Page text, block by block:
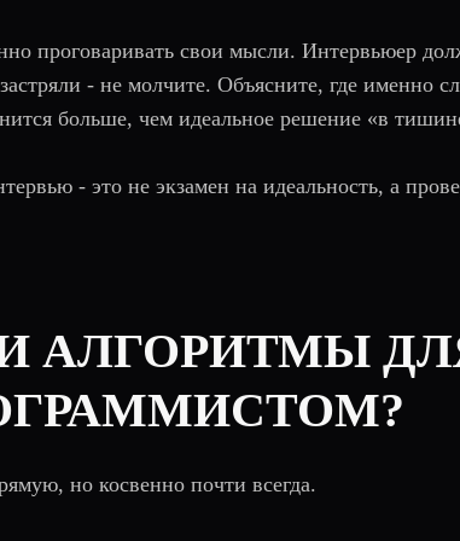
проговаривать свои мысли. Интервьюер
- не молчите. Объясните, где именно
больше, чем идеальное решение «в
- это не экзамен на идеальность, а
АЛГОРИТМЫ
но косвенно почти всегда.